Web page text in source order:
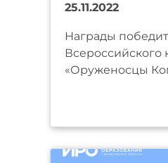
25.11.2022
Награды
Всероссийского
«Оруженосцы